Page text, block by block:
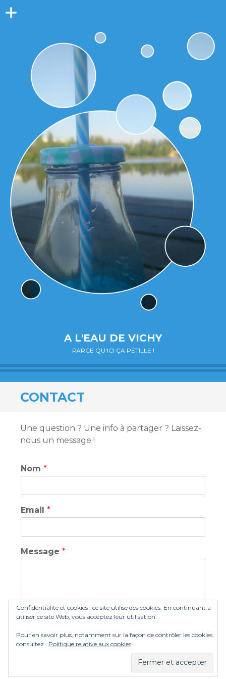
A L'EAU DE VICHY
PARCE QU'ICI ÇA PÉTILLE !
CONTACT
Une question ? Une info à partager ? Laissez-
nous un message !
Nom *
Email *
Message *
Envoyer
Confidentialité et cookies : ce site utilise des cookies. En continuant à
utiliser ce site Web, vous acceptez leur utilisation.
Pour en savoir plus, notamment sur la façon de contrôler les cookies,
consultez : Politique relative aux cookies